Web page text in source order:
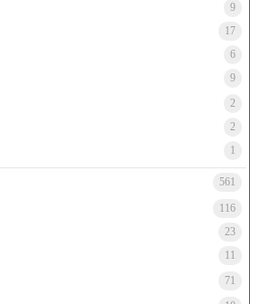
9
17
6
9
2
2
1
561
116
23
11
71